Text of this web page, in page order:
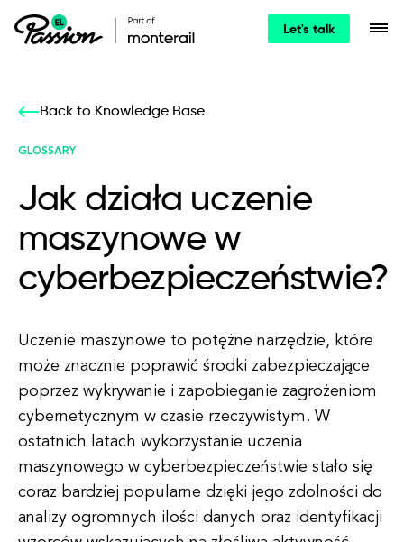
Let's talk
Back to Knowledge Base
GLOSSARY
Jak działa uczenie
maszynowe w
cyberbezpieczeństwie?
Uczenie maszynowe to potężne narzędzie, które
może znacznie poprawić środki zabezpieczające
poprzez wykrywanie i zapobieganie zagrożeniom
cybernetycznym w czasie rzeczywistym. W
ostatnich latach wykorzystanie uczenia
maszynowego w cyberbezpieczeństwie stało się
coraz bardziej popularne dzięki jego zdolności do
analizy ogromnych ilości danych oraz identyfikacji